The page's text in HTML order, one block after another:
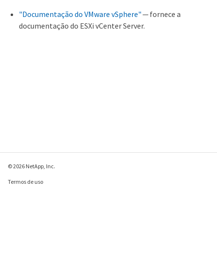
"Documentação do VMware vSphere"— fornece a
documentação do ESXi vCenter Server.
© 2026 NetApp, Inc.
Termos de uso